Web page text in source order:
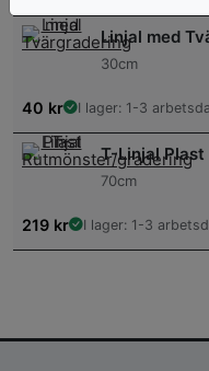
Linjal med
30cm
40 kr I lager: 1-3
T-Linjal
70cm
219 kr I lager: 1-3